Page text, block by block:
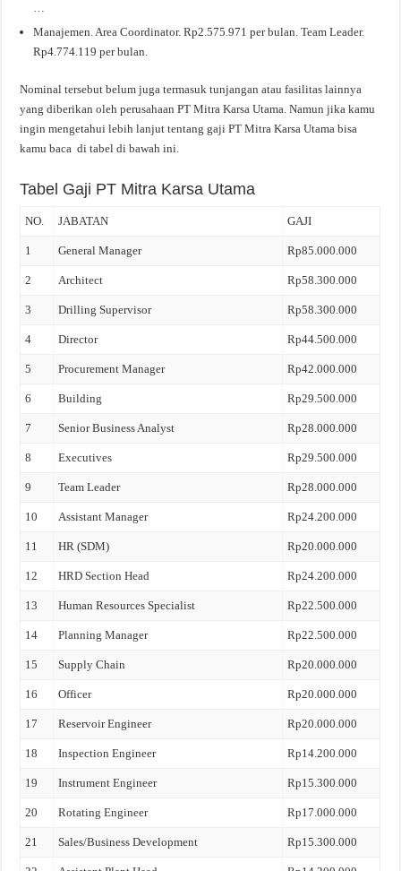
…
Manajemen. Area Coordinator. Rp2.575.971 per bulan. Team Leader.
Rp4.774.119 per bulan.
Nominal tersebut belum juga termasuk tunjangan atau fasilitas lainnya
yang diberikan oleh perusahaan PT Mitra Karsa Utama. Namun jika kamu
ingin mengetahui lebih lanjut tentang gaji PT Mitra Karsa Utama bisa
kamu baca di tabel di bawah ini.
Tabel Gaji PT Mitra Karsa Utama
NO. JABATAN GAJI
1 General Manager Rp85.000.000
2 Architect Rp58.300.000
3 Drilling Supervisor Rp58.300.000
4 Director Rp44.500.000
5 Procurement Manager Rp42.000.000
6 Building Rp29.500.000
7 Senior Business Analyst Rp28.000.000
8 Executives Rp29.500.000
9 Team Leader Rp28.000.000
10 Assistant Manager Rp24.200.000
11 HR (SDM) Rp20.000.000
12 HRD Section Head Rp24.200.000
13 Human Resources Specialist Rp22.500.000
14 Planning Manager Rp22.500.000
15 Supply Chain Rp20.000.000
16 Officer Rp20.000.000
17 Reservoir Engineer Rp20.000.000
18 Inspection Engineer Rp14.200.000
19 Instrument Engineer Rp15.300.000
20 Rotating Engineer Rp17.000.000
21 Sales/Business Development Rp15.300.000